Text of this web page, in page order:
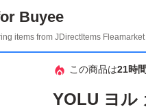
Buyee
items from JDirectItems
この商品は21時間
YOLU ヨル